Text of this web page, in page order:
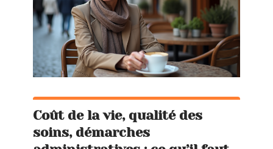
Coût de la vie, qualité des
soins, démarches